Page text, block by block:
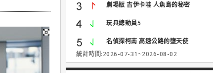
劇場版 吉伊卡哇 人魚島的秘密
玩具總動員5
名偵探柯南 高速公路的墮天使
統計時間:2026-07-31~2026-08-02